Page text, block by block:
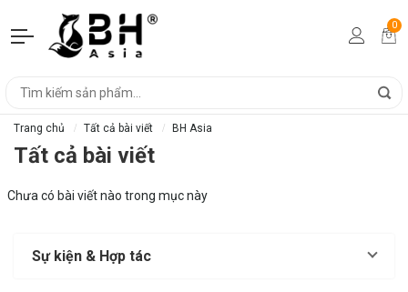
0
Trang chủ Tất cả bài viết BH Asia
Tất cả bài viết
Chưa có bài viết nào trong mục này
Sự kiện & Hợp tác